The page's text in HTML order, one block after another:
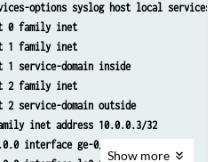
{
ms-1/2/0.1;
ms-1/2/0.2;
options syslog host local services
0 family inet
1 family inet
service-domain inside
2 family inet
service-domain outside
inet address 10.0.0.3/32
interface ge-0/0/0.0
Show more